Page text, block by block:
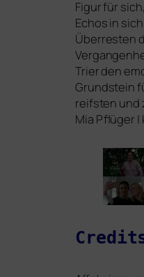
Figur für
Echos in
Überresten
Trier den
Grundstein
reifs­ten und
Mia Pflüger